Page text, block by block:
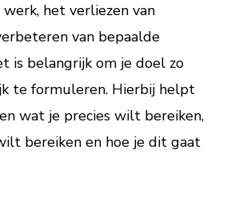
het verliezen van
van bepaalde
is belangrijk om je doel zo
te formuleren. Hierbij helpt
wat je precies wilt bereiken,
bereiken en hoe je dit gaat